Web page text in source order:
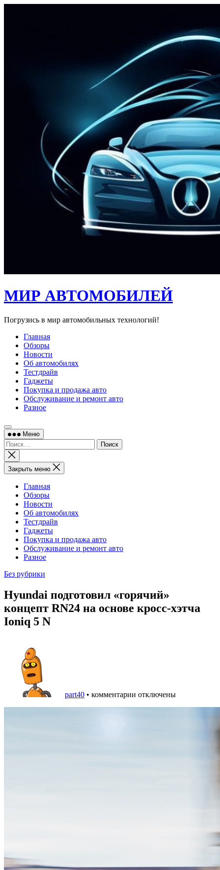
МИР АВТОМОБИЛЕЙ
Погрузись в мир автомобильных технологий!
Главная
Обзоры
Новости
Об автомобилях
Тестдрайв
Гаджеты
Покупка и продажа авто
Обслуживание и ремонт авто
Разное
Меню
Найти:
Закрыть
поиск
Закрыть меню
Главная
Обзоры
Новости
Об автомобилях
Тестдрайв
Гаджеты
Покупка и продажа авто
Обслуживание и ремонт авто
Разное
Без рубрики
Hyundai подготовил «горячий»
концепт RN24 на основе кросс-хэтча
Ioniq 5 N
part40 • комментарии отключены